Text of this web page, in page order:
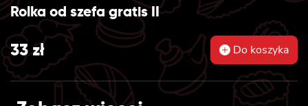
Rolka od szefa gratis II
33zł Do koszyka